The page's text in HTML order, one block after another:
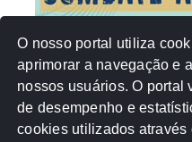
NUVEM DE TAGS
Acontece na Rede
O nosso portal utiliza
aprimorar a navegação e
nossos usuários. O portal
de desempenho e
cookies utilizados através